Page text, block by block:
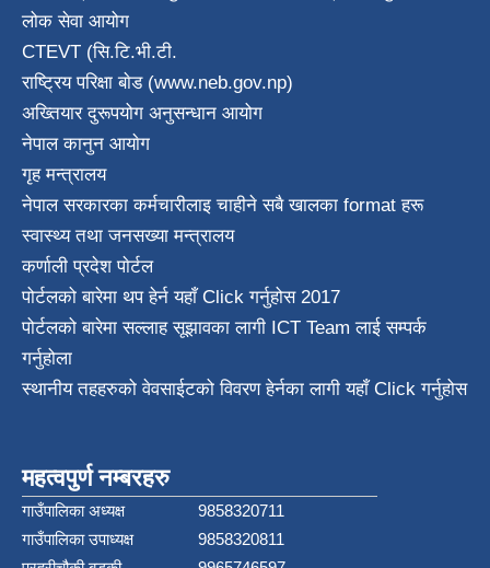
लोक सेवा आयोग
CTEVT (सि.टि.भी.टी.
राष्ट्रिय परिक्षा बाेड (www.neb.gov.np)
अख्तियार दुरूपयोग अनुसन्धान आयोग
नेपाल कानुन आयाेग
गृह मन्त्रालय
नेपाल सरकारका कर्मचारीलाइ चाहीने सबै खालका format हरू
स्वास्थ्य तथा जनस‌ख्या मन्त्रालय
कर्णाली प्रदेश पाेर्टल
पोर्टलको बारेमा थप हेर्नयहाँ Click गर्नुहोस2017
पोर्टलको बारेमा सल्लाह सूझावका लागी ICT Teamलाई सम्पर्क
गर्नुहोला
स्थानीय तहहरुको वेवसाईटको विवरण हेर्नका लागी यहाँ Click गर्नुहोस
महत्वपुर्ण नम्बरहरु
गाउँपालिका अध्यक्ष
9858320711
गाउँपालिका उपाध्यक्ष
9858320811